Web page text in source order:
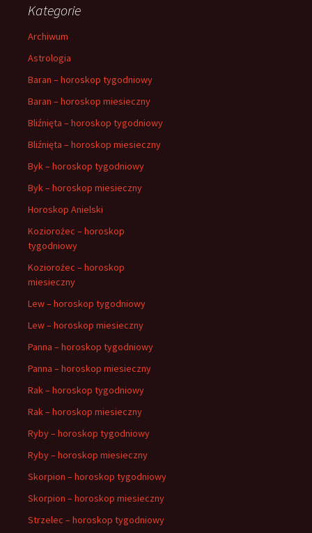
Kategorie
Archiwum
Astrologia
Baran – horoskop tygodniowy
Baran – horoskop miesieczny
Bliźnięta – horoskop tygodniowy
Bliźnięta – horoskop miesieczny
Byk – horoskop tygodniowy
Byk – horoskop miesieczny
Horoskop Anielski
Koziorożec – horoskop
tygodniowy
Koziorożec – horoskop
miesieczny
Lew – horoskop tygodniowy
Lew – horoskop miesieczny
Panna – horoskop tygodniowy
Panna – horoskop miesieczny
Rak – horoskop tygodniowy
Rak – horoskop miesieczny
Ryby – horoskop tygodniowy
Ryby – horoskop miesieczny
Skorpion – horoskop tygodniowy
Skorpion – horoskop miesieczny
Strzelec – horoskop tygodniowy